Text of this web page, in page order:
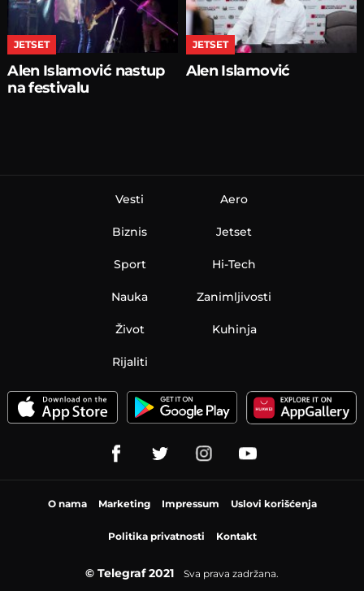
JETSET
Alen Islamović nastup
na festivalu
JETSET
Alen Islamović
Vesti
Biznis
Sport
Nauka
Aero
Jetset
Hi-Tech
Zanimljivosti
Život Kuhinja
Rijaliti
O nama Marketing Impressum Uslovi korišćenja
Politika privatnosti Kontakt
© Telegraf 2021 Sva prava zadržana.